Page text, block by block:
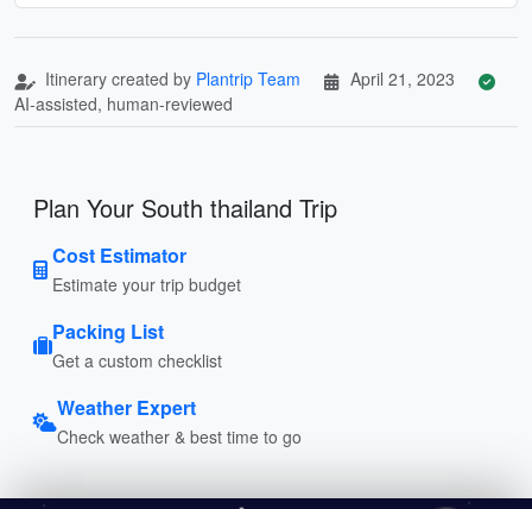
Itinerary created by Plantrip Team
April 21, 2023
AI-assisted, human-reviewed
Plan Your South thailand Trip
Cost Estimator
Estimate your trip budget
Packing List
Get a custom checklist
Weather Expert
Check weather & best time to go